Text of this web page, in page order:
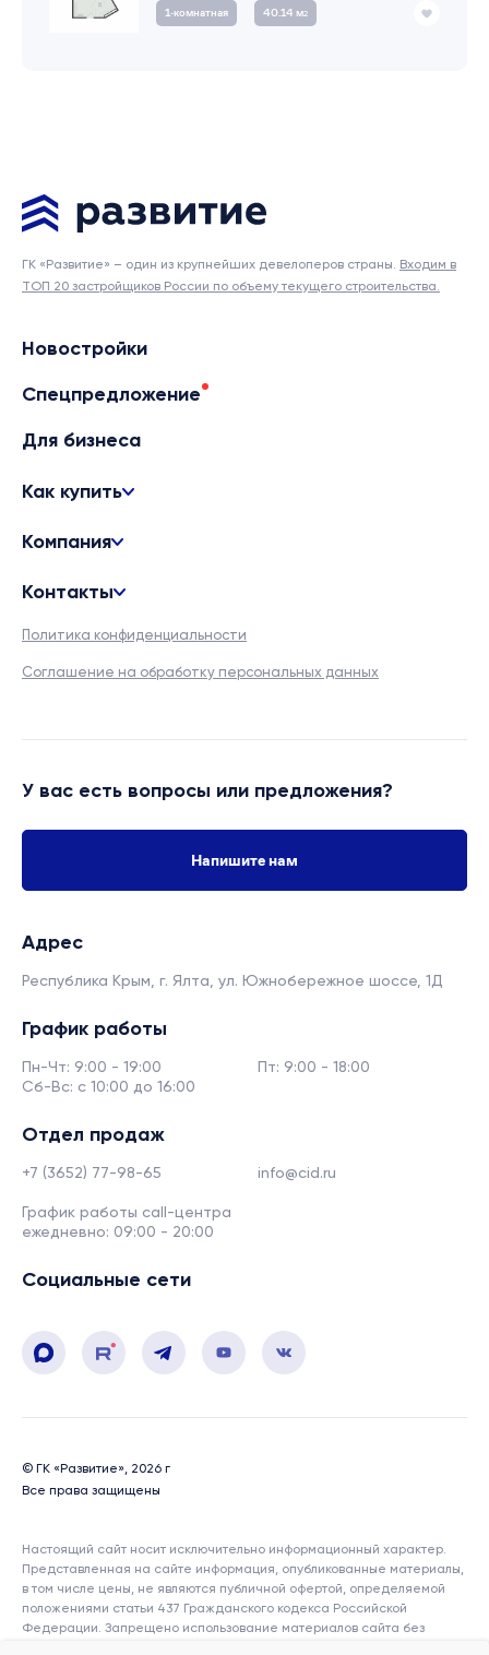
1‑комнатная 40.14 м2
ГК «Развитие» – один из крупнейших девелоперов страны. Входим в
ТОП 20 застройщиков России по объему текущего строительства.
Новостройки
Спецпредложение
Для бизнеса
Как купить
Компания
Контакты
Политика конфиденциальности
Соглашение на обработку персональных данных
У вас есть вопросы или предложения?
Напишите нам
Адрес
Республика Крым, г. Ялта, ул. Южнобережное шоссе, 1Д
График работы
Пн-Чт: 9:00 - 19:00
Пт: 9:00 - 18:00
Сб-Вс: с 10:00 до 16:00
Отдел продаж
+7 (3652) 77-98-65 info@cid.ru
График работы call-центра
ежедневно: 09:00 - 20:00
Социальные сети
© ГК «Развитие», 2026 г
Все права защищены
Настоящий сайт носит исключительно информационный характер.
Представленная на сайте информация, опубликованные материалы,
в том числе цены, не являются публичной офертой, определяемой
положениями статьи 437 Гражданского кодекса Российской
Федерации. Запрещено использование материалов сайта без